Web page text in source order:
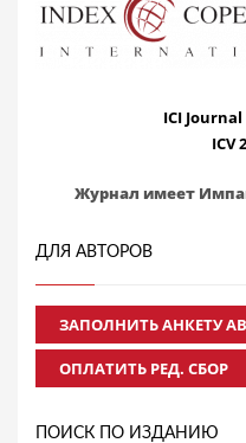
ICI
ICV
Журнал имеет
ДЛЯ АВТОРОВ
ЗАПОЛНИТЬ АНКЕТУ
ОПЛАТИТЬ РЕД. СБОР
ПОИСК ПО ИЗДАНИЮ